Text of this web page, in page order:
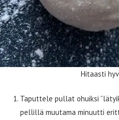
Hitaasti
Taputtele pullat ohuiksi
pellillä muutama minuutti